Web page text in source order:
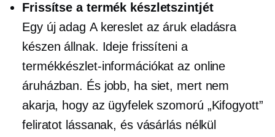
Frissítse a termék készletszintjét
Egy új adag A keresletaz áruk eladásra
készen állnak. Ideje frissíteni a
termékkészlet-információkat az online
áruházban. És jobb, ha siet, mert nem
akarja, hogy az ügyfelek szomorú „Kifogyott”
feliratot lássanak, és vásárlás nélkül